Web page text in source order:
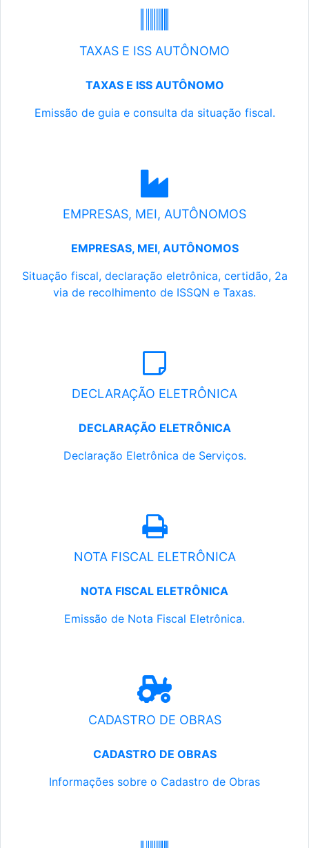
TAXAS E ISS AUTÔNOMO
TAXAS E ISS AUTÔNOMO
Emissão de guia e consulta da situação fiscal.
EMPRESAS, MEI, AUTÔNOMOS
EMPRESAS, MEI, AUTÔNOMOS
Situação fiscal, declaração eletrônica, certidão, 2a
via de recolhimento de ISSQN e Taxas.
DECLARAÇÃO ELETRÔNICA
DECLARAÇÃO ELETRÔNICA
Declaração Eletrônica de Serviços.
NOTA FISCAL ELETRÔNICA
NOTA FISCAL ELETRÔNICA
Emissão de Nota Fiscal Eletrônica.
CADASTRO DE OBRAS
CADASTRO DE OBRAS
Informações sobre o Cadastro de Obras